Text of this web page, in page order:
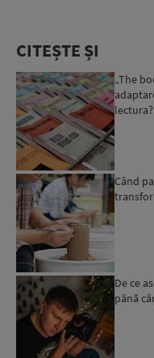
CITEȘTE ȘI
„The
lectura?
Când
De ce
până